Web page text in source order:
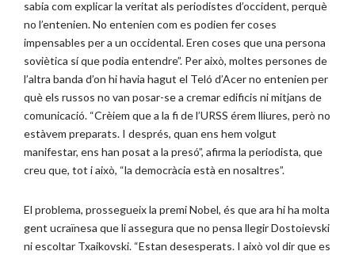
sabia com explicar la veritat als periodistes d’occident, perquè
no l’entenien. No entenien com es podien fer coses
impensables per a un occidental. Eren coses que una persona
soviètica sí que podia entendre”. Per això, moltes persones de
l’altra banda d’on hi havia hagut el Teló d’Acer no entenien per
què els russos no van posar-se a cremar edificis ni mitjans de
comunicació. “Crèiem que a la fi de l’URSS érem lliures, però no
estàvem preparats. I després, quan ens hem volgut
manifestar, ens han posat a la presó”, afirma la periodista, que
creu que, tot i això, “la democràcia està en nosaltres”.
El problema, prossegueix la premi Nobel, és que ara hi ha molta
gent ucraïnesa que li assegura que no pensa llegir Dostoievski
ni escoltar Txaikovski. “Estan desesperats. I això vol dir que es